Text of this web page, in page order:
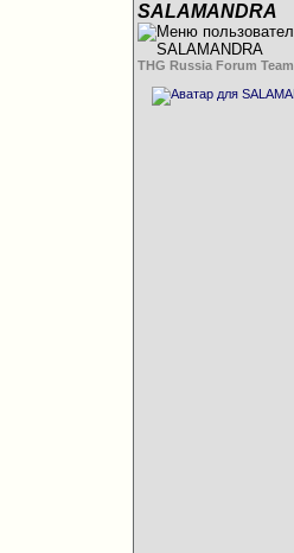
SALAMANDRA
THG Russia Forum Team